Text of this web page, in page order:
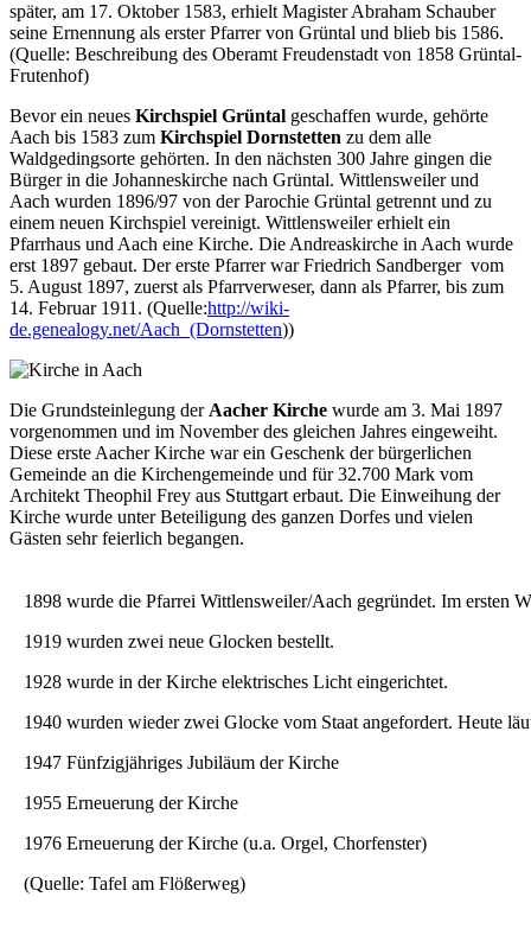
später, am 17. Oktober 1583, erhielt Magister Abraham Schauber
seine Ernennung als erster Pfarrer von Grüntal und blieb bis 1586.
(Quelle: Beschreibung des Oberamt Freudenstadt von 1858 Grüntal-
Frutenhof)
Bevor ein neues Kirchspiel Grüntal geschaffen wurde, gehörte
Aach bis 1583 zum Kirchspiel Dornstetten zu dem alle
Waldgedingsorte gehörten. In den nächsten 300 Jahre gingen die
Bürger in die Johanneskirche nach Grüntal. Wittlensweiler und
Aach wurden 1896/97 von der Parochie Grüntal getrennt und zu
einem neuen Kirchspiel vereinigt. Wittlensweiler erhielt ein
Pfarrhaus und Aach eine Kirche. Die Andreaskirche in Aach wurde
erst 1897 gebaut. Der erste Pfarrer war Friedrich Sandberger vom
5. August 1897, zuerst als Pfarrverweser, dann als Pfarrer, bis zum
14. Februar 1911. (Quelle:http://wiki-
de.genealogy.net/Aach_(Dornstetten))
Die Grundsteinlegung der Aacher Kirche wurde am 3. Mai 1897
vorgenommen und im November des gleichen Jahres eingeweiht.
Diese erste Aacher Kirche war ein Geschenk der bürgerlichen
Gemeinde an die Kirchengemeinde und für 32.700 Mark vom
Architekt Theophil Frey aus Stuttgart erbaut. Die Einweihung der
Kirche wurde unter Beteiligung des ganzen Dorfes und vielen
Gästen sehr feierlich begangen.
1898 wurde die Pfarrei Wittlensweiler/Aach gegründet. Im ersten
1919 wurden zwei neue Glocken bestellt.
1928 wurde in der Kirche elektrisches Licht eingerichtet.
1940 wurden wieder zwei Glocke vom Staat angefordert. Heute
1947 Fünfzigjähriges Jubiläum der Kirche
1955 Erneuerung der Kirche
1976 Erneuerung der Kirche (u.a. Orgel, Chorfenster)
(Quelle: Tafel am Flößerweg)